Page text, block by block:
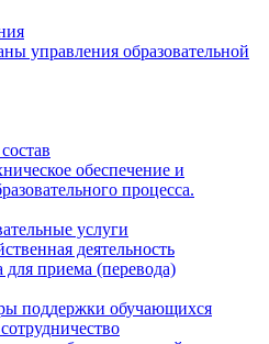
управления образовательной
обеспечение и
процесса.
услуги
деятельность
для приема (перевода)
поддержки обучающихся